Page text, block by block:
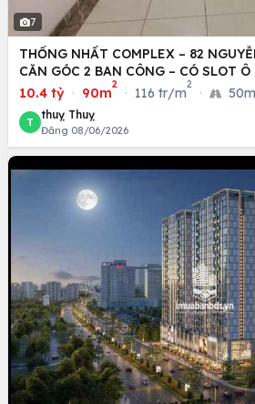
7
THỐNG NHẤT COMPLEX – 82
CĂN GÓC 2 BAN CÔNG – CÓ SLOT
10.4 tỷ · 90m
2
· 116 tr/m
2
· 50m
T
thuỵ Thuỵ
Đăng 08/06/2026